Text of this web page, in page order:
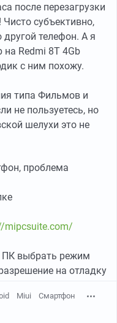
после перезагрузки
субъективно,
другой телефон. А я
на Redmi 8T 4Gb
с ним похожу.
типа Фильмов и
не пользуетесь, но
шелухи это не
проблема
mipcsuite.com/
ПК выбрать режим
на отладку
Miui Смартфон